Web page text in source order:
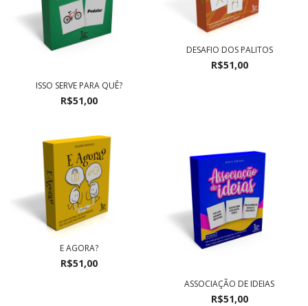
ISSO SERVE PARA QUÊ?
R$51,00
DESAFIO DOS PALITOS
R$51,00
E AGORA?
R$51,00
ASSOCIAÇÃO DE IDEIAS
R$51,00